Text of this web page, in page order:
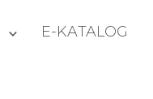
E-KATALOG